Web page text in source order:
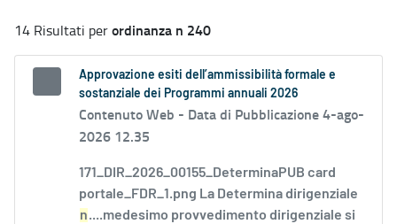
14 Risultati perordinanza n 240
Approvazione esiti dell’ammissibilità formale e
sostanziale dei Programmi annuali 2026
Contenuto Web - Data di Pubblicazione 4-ago-
2026 12.35
171_DIR_2026_00155_DeterminaPUB card
portale_FDR_1.png La Determina dirigenziale
n....medesimo provvedimento dirigenziale si